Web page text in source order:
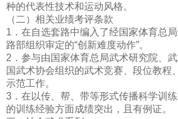
种的代表性技术和运动风格。
（二）相关业绩考评条款
1．在自选套路中编入了经国家体育总
路部组织审定的“创新难度动作”。
2．参与由国家体育总局武术研究院、
国武术协会组织的武术竞赛、段位教程
示范工作。
3．在以传、帮、带等形式传播科学训
的训练经验方面成绩突出，且有例证。